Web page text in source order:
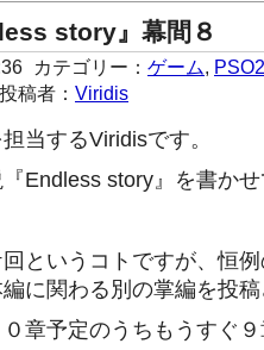
story』幕間８
カテゴリー： ゲーム, PSO2
投稿者： Viridis
当するViridisです。
Endless story』を書か
というコトですが、恒
に関わる別の掌編を投
章予定のうちもうすぐ